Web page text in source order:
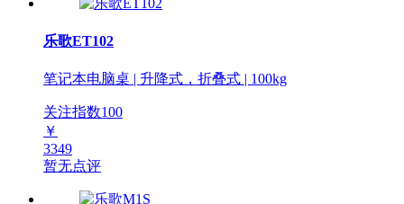
乐歌ET102
笔记本电脑桌 | 升降式，折叠式 | 100kg
关注指数100
￥
3349
暂无点评